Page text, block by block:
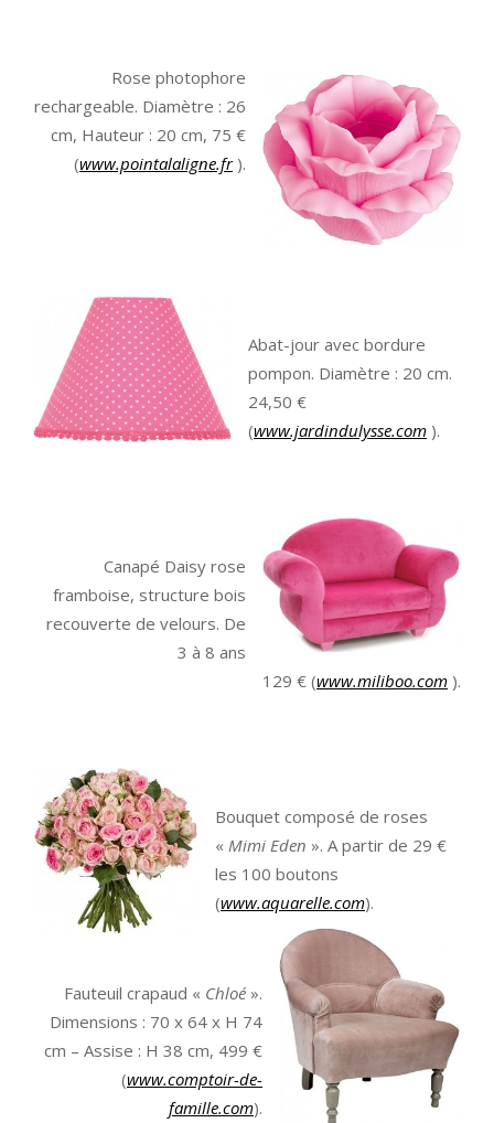
Rose photophore
rechargeable. Diamètre : 26
cm, Hauteur : 20 cm, 75 €
(www.pointalaligne.fr).
Abat-jour avec bordure
pompon. Diamètre : 20 cm.
24,50 €
(www.jardindulysse.com ).
Canapé Daisy rose
framboise, structure bois
recouverte de velours. De
3 à 8 ans
129 € (www.miliboo.com ).
Bouquet composé de roses
« Mimi Eden ». A partir de 29 €
les 100 boutons
(www.aquarelle.com).
Fauteuil crapaud « Chloé ».
Dimensions : 70 x 64 x H 74
cm – Assise : H 38 cm, 499 €
(www.comptoir-de-
famille.com).